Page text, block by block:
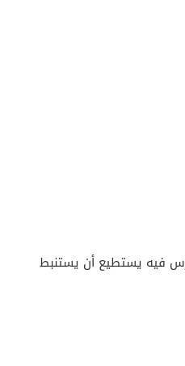
فيه يستطيع أن يستنبط